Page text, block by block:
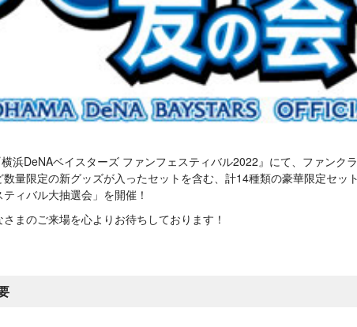
DeNAベイスターズ ファンフェスティバル2022』にて、ファンク
限定の新グッズが入ったセットを含む、計14種類の豪華限定セッ
ィバル大抽選会」を開催！
まのご来場を心よりお待ちしております！